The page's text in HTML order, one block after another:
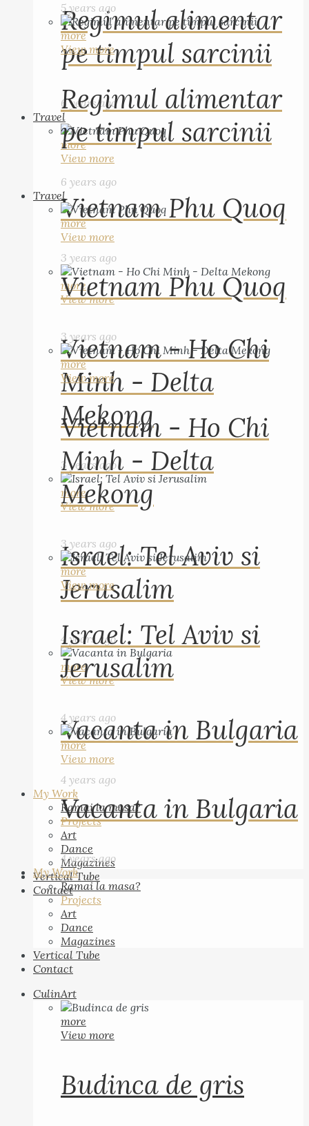
Regimul alimentar
pe timpul sarcinii
6 years ago
Travel
more
View more
Vietnam Phu Quoq
3 years ago
more
View more
Vietnam - Ho Chi
Minh - Delta
Mekong
3 years ago
more
View more
Israel: Tel Aviv si
Jerusalim
4 years ago
more
View more
Vacanta in Bulgaria
4 years ago
My Work
Ramai la masa?
Projects
Art
Dance
Magazines
Vertical Tube
Contact
5 years ago
more
View more
Regimul alimentar
pe timpul sarcinii
6 years ago
Travel
more
View more
Vietnam Phu Quoq
3 years ago
more
View more
Vietnam - Ho Chi
Minh - Delta
Mekong
3 years ago
more
View more
Israel: Tel Aviv si
Jerusalim
4 years ago
more
View more
Vacanta in Bulgaria
4 years ago
My Work
Ramai la masa?
Projects
Art
Dance
Magazines
Vertical Tube
Contact
CulinArt
more
View more
Budinca de gris